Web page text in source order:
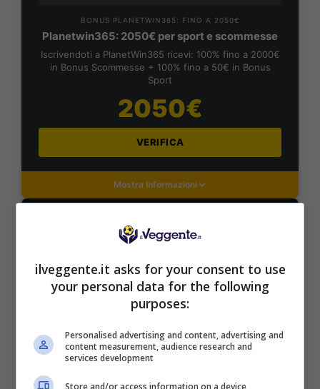
BONUS PLANETWIN365: FINO A 2050€
Planetwin365: 2050€ per sport e scommesse
Iscrivendoti a PlanetWin365 ricevi: 100% fino a 2000€
in Bonus Scommesse + 100% fino a 50€ in Bonus
Sport
2050€
VERIFICA
Mostra Informazioni
DAZNBet
BONUS DAZNBET: 200€ REAL BONUS
Benvenuto Sport 50% fino a 50€ + 150€
Su DaznBet ricevi: 50% fino a 50€ sul primo
200€
VERIFICA
ilveggente.it asks for your consent to use
your personal data for the following
purposes:
Personalised advertising and content, advertising and
content measurement, audience research and
services development
Store and/or access information on a device